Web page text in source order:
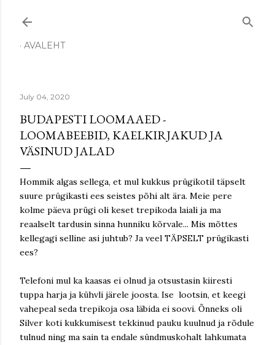
AVALEHT
July 04, 2020
BUDAPESTI LOOMAAED -
LOOMABEEBID, KAELKIRJAKUD JA
VÄSINUD JALAD
Hommik algas sellega, et mul kukkus prügikotil täpselt
suure prügikasti ees seistes põhi alt ära. Meie pere
kolme päeva prügi oli keset trepikoda laiali ja ma
reaalselt tardusin sinna hunniku kõrvale... Mis mõttes
kellegagi selline asi juhtub? Ja veel TÄPSELT prügikasti
ees?
Telefoni mul ka kaasas ei olnud ja otsustasin kiiresti
tuppa harja ja kühvli järele joosta. Ise lootsin, et keegi
vahepeal seda trepikoja osa läbida ei soovi. Õnneks oli
Silver koti kukkumisest tekkinud pauku kuulnud ja rõdule
tulnud ning ma sain ta endale sündmuskohalt lahkumata